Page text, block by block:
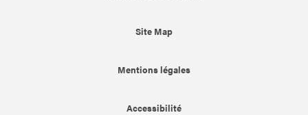
Site Map
Mentions légales
Accessibilité